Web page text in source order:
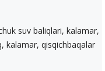
suv baliqlari, kalamar,
kalamar, qisqichbaqalar